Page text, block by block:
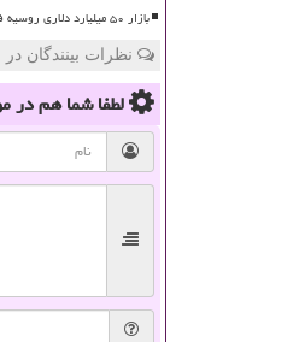
بازار ۵۰ میلیارد دلاری روسیه فرصتی که چین و ترکیه تصاحب کردند
نظرات بینندگان
لطفا شما همدر